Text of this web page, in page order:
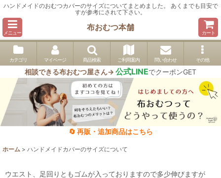
ハンドメイドのおむつカバーのサイズについてまとめました。 あくまでも目安で
すが参考にされて下さい。
メニュー
布おむつ本舗
カート
カテゴリ マイページ 商品検索 ご利用案内 問い合わせ その他
相談できる布おむつ屋さん→ 公式LINEでクーポンGET
🔄 再販・追加商品はこちら
ホーム > ハンドメイドカバーのサイズについて
ウエスト、足回りともゴムが入っておりますので多少伸びますが